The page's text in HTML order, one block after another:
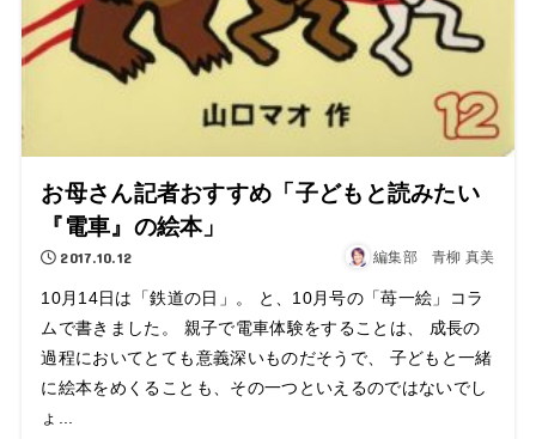
お母さん記者おすすめ「子どもと読みたい
『電車』の絵本」
2017.10.12 編集部 青柳 真美
10月14日は「鉄道の日」。 と、10月号の「苺一絵」コラ
ムで書きました。 親子で電車体験をすることは、 成長の
過程においてとても意義深いものだそうで、 子どもと一緒
に絵本をめくることも、その一つといえるのではないでし
ょ...